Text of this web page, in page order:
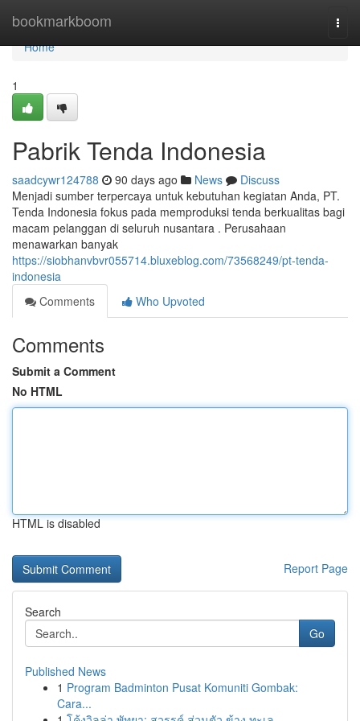
bookmarkboom
Home
Home
1
Pabrik Tenda Indonesia
saadcywr124788 90 days ago News
Discuss
Menjadi sumber terpercaya untuk kebutuhan kegiatan Anda, PT.
Tenda Indonesia fokus pada memproduksi tenda berkualitas bagi
macam pelanggan di seluruh nusantara . Perusahaan
menawarkan banyak
https://siobhanvbvr055714.bluxeblog.com/73568249/pt-tenda-
indonesia
Comments
Who Upvoted
Comments
Submit a Comment
No HTML
HTML is disabled
Report Page
Search
Go
Published News
1 Program Badminton Pusat Komuniti Gombak:
Cara...